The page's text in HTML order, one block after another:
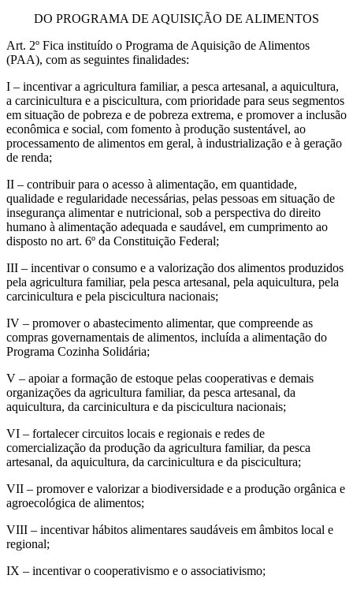
DO PROGRAMA DE AQUISIÇÃO DE ALIMENTOS
Art. 2º Fica instituído o Programa de Aquisição de Alimentos
(PAA), com as seguintes finalidades:
I – incentivar a agricultura familiar, a pesca artesanal, a aquicultura,
a carcinicultura e a piscicultura, com prioridade para seus segmentos
em situação de pobreza e de pobreza extrema, e promover a inclusão
econômica e social, com fomento à produção sustentável, ao
processamento de alimentos em geral, à industrialização e à geração
de renda;
II – contribuir para o acesso à alimentação, em quantidade,
qualidade e regularidade necessárias, pelas pessoas em situação de
insegurança alimentar e nutricional, sob a perspectiva do direito
humano à alimentação adequada e saudável, em cumprimento ao
disposto no art. 6º da Constituição Federal;
III – incentivar o consumo e a valorização dos alimentos produzidos
pela agricultura familiar, pela pesca artesanal, pela aquicultura, pela
carcinicultura e pela piscicultura nacionais;
IV – promover o abastecimento alimentar, que compreende as
compras governamentais de alimentos, incluída a alimentação do
Programa Cozinha Solidária;
V – apoiar a formação de estoque pelas cooperativas e demais
organizações da agricultura familiar, da pesca artesanal, da
aquicultura, da carcinicultura e da piscicultura nacionais;
VI – fortalecer circuitos locais e regionais e redes de
comercialização da produção da agricultura familiar, da pesca
artesanal, da aquicultura, da carcinicultura e da piscicultura;
VII – promover e valorizar a biodiversidade e a produção orgânica e
agroecológica de alimentos;
VIII – incentivar hábitos alimentares saudáveis em âmbitos local e
regional;
IX – incentivar o cooperativismo e o associativismo;